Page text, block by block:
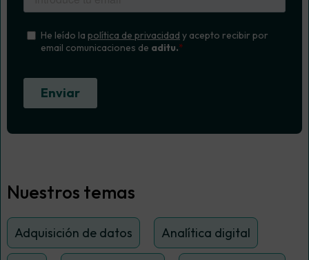
Nuestros temas
Adquisición de datos Analítica digital